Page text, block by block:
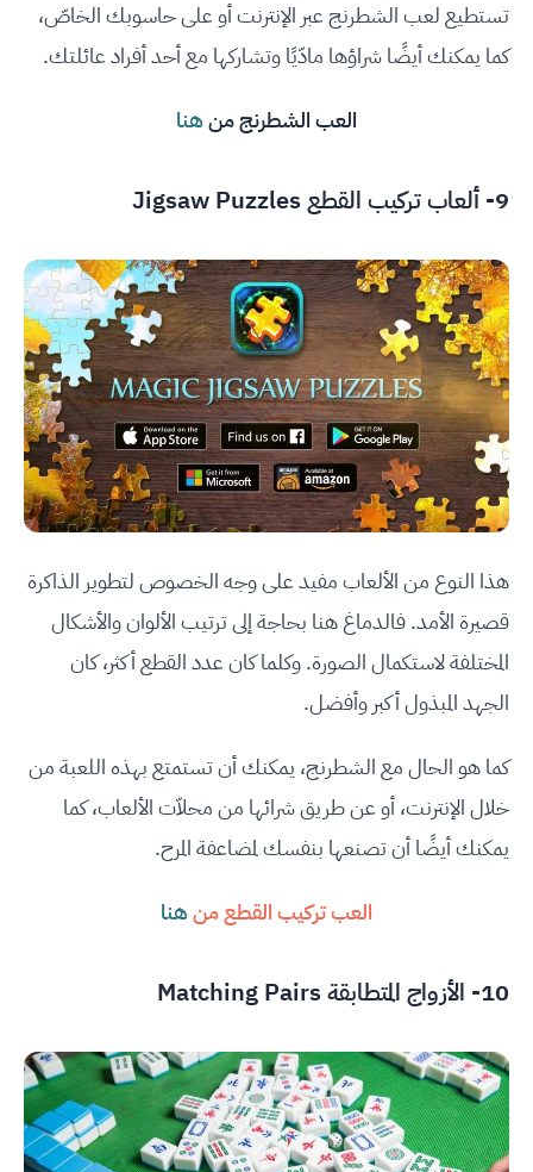
تستطيع لعب الشطرنج عبر الإنترنت أو على حاسوبك الخاصّ،
كما يمكنك أيضًا شراؤها مادّيًا وتشاركها مع أحد أفراد عائلتك.
العب الشطرنج منهنا
9- ألعاب تركيب القطع Jigsaw Puzzles
هذا النوع من الألعاب مفيد على وجه الخصوص لتطوير الذاكرة
قصيرة الأمد. فالدماغ هنا بحاجة إلى ترتيب الألوان والأشكال
المختلفة لاستكمال الصورة. وكلما كان عدد القطع أكثر، كان
الجهد المبذول أكبر وأفضل.
كما هو الحال مع الشطرنج، يمكنك أن تستمتع بهذه اللعبة من
خلال الإنترنت، أو عن طريق شرائها من محلاّت الألعاب، كما
يمكنك أيضًا أن تصنعها بنفسك لمضاعفة المرح.
العب تركيب القطع منهنا
10- الأزواج المتطابقة Matching Pairs